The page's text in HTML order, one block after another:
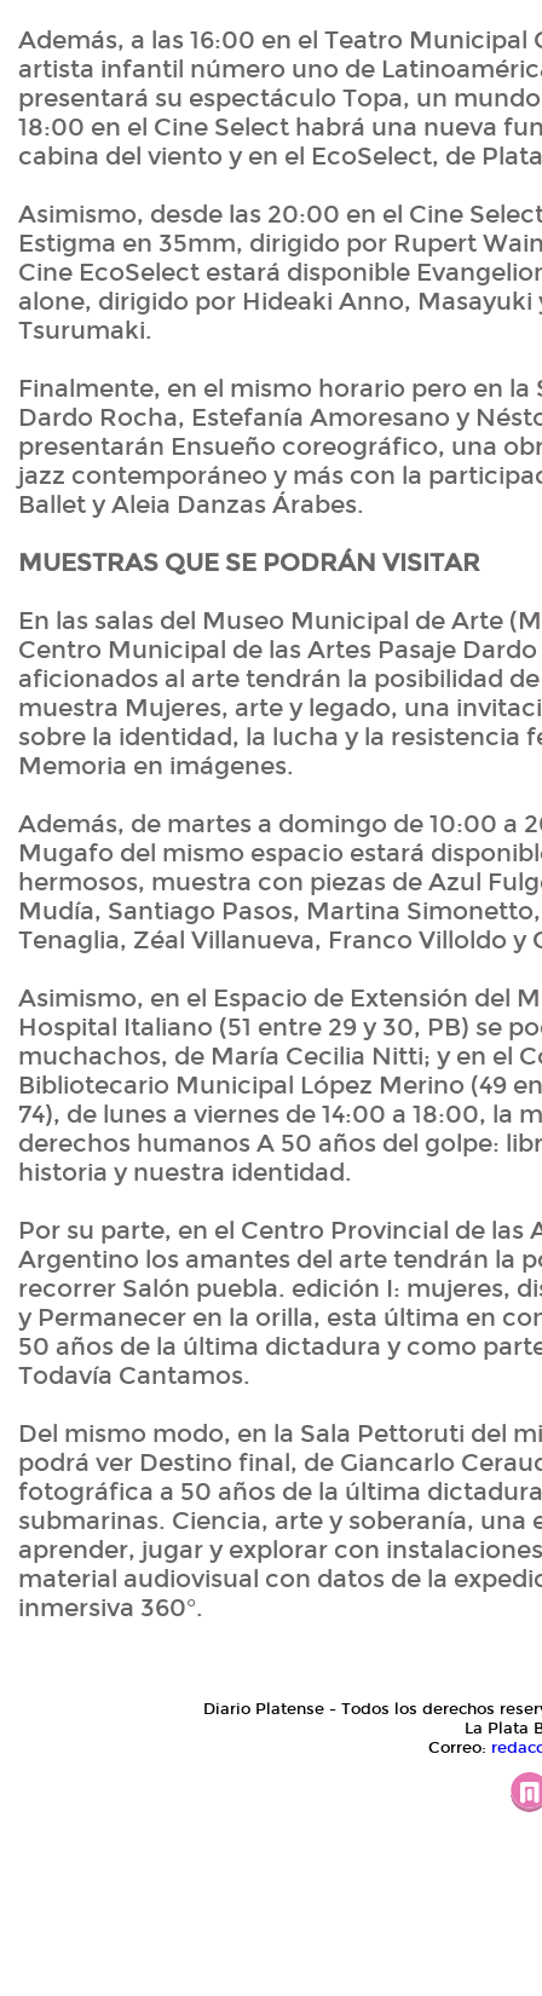
Además, a las 16:00 en el Teatro Municipal
artista infantil número uno de
presentará su espectáculo Topa, un
18:00 en el Cine Select habrá una nueva
cabina del viento y en el EcoSelect, de
Asimismo, desde las 20:00 en el Cine
Estigma en 35mm, dirigido por Rupert
Cine EcoSelect estará disponible
alone, dirigido por Hideaki Anno, Masayuki
Tsurumaki.
Finalmente, en el mismo horario pero en la
Dardo Rocha, Estefanía Amoresano y
presentarán Ensueño coreográfico, una
jazz contemporáneo y más con la
Ballet y Aleia Danzas Árabes.
MUESTRAS QUE SE PODRÁN VISITAR
En las salas del Museo Municipal de Arte
Centro Municipal de las Artes Pasaje
aficionados al arte tendrán la posibilidad
muestra Mujeres, arte y legado, una
sobre la identidad, la lucha y la resistencia
Memoria en imágenes.
Además, de martes a domingo de 10:00 a
Mugafo del mismo espacio estará
hermosos, muestra con piezas de Azul
Mudía, Santiago Pasos, Martina
Tenaglia, Zéal Villanueva, Franco Villoldo y
Asimismo, en el Espacio de Extensión del
Hospital Italiano (51 entre 29 y 30, PB) se
muchachos, de María Cecilia Nitti; y en el
Bibliotecario Municipal López Merino (49
74), de lunes a viernes de 14:00 a 18:00, la
derechos humanos A 50 años del golpe:
historia y nuestra identidad.
Por su parte, en el Centro Provincial de las
Argentino los amantes del arte tendrán la
recorrer Salón puebla. edición I: mujeres,
y Permanecer en la orilla, esta última en
50 años de la última dictadura y como
Todavía Cantamos.
Del mismo modo, en la Sala Pettoruti del
podrá ver Destino final, de Giancarlo
fotográfica a 50 años de la última
submarinas. Ciencia, arte y soberanía, una
aprender, jugar y explorar con
material audiovisual con datos de la
inmersiva 360°.
Diario Platense - Todos los derechos
La Plata
Correo: